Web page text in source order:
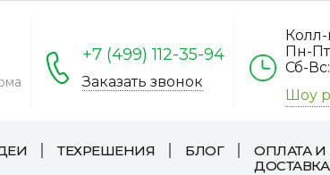
+7 (499) 112-35-94
Заказать звонок
Пн-
Сб-
Шоу
ТЕХРЕШЕНИЯ БЛОГ
ОПЛАТА И
ДОСТАВКА